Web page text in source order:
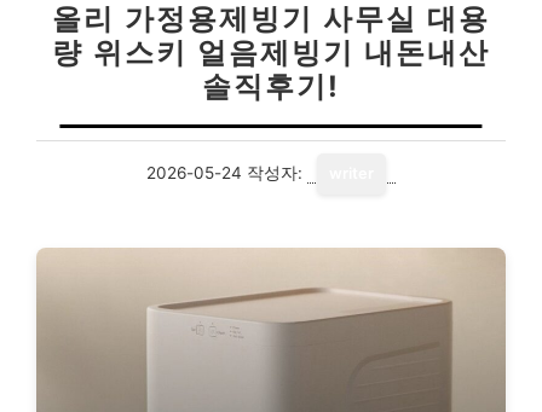
올리 가정용제빙기 사무실 대용
량 위스키 얼음제빙기 내돈내산
솔직후기!
2026-05-24 작성자: